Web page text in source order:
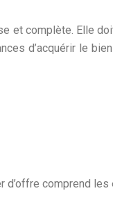
et complète. Elle
d’acquérir le
d’offre comprend